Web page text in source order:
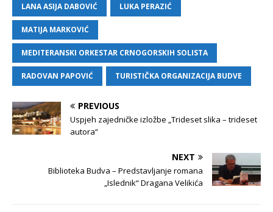
LANA ASIJA DABOVIĆ LUKA PERAZIĆ
MATIJA MARKOVIĆ
MEDITERANSKI ORKESTAR CRNOGORSKIH SOLISTA
RADOVAN PAPOVIĆ TURISTIČKA ORGANIZACIJA BUDVE
PREVIOUS
Uspjeh zajedničke izložbe „Trideset slika – trideset
autora“
NEXT
Biblioteka Budva – Predstavljanje romana
„Islednik“ Dragana Velikića